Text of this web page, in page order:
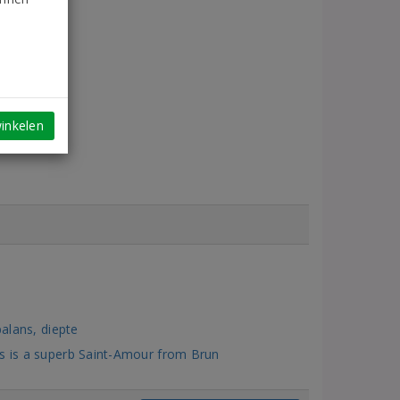
diepte
a superb Saint-Amour from Brun